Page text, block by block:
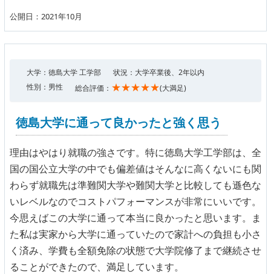
公開日：2021年10月
大学：徳島大学 工学部
状況：大学卒業後、2年以内
性別：男性
総合評価： ★★★★★(大満足)
徳島大学に通って良かったと強く思う
理由はやはり就職の強さです。特に徳島大学工学部は、全
国の国公立大学の中でも偏差値はそんなに高くないにも関
わらず就職先は準難関大学や難関大学と比較しても遜色な
いレベルなのでコストパフォーマンスが非常にいいです。
今思えばこの大学に通って本当に良かったと思います。ま
た私は実家から大学に通っていたので家計への負担も小さ
く済み、学費も全額免除の状態で大学院修了まで継続させ
ることができたので、満足しています。